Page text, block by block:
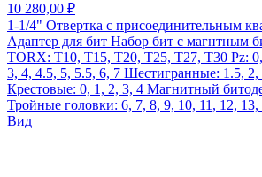
10 280,00 ₽
1-1/4" Отвертка с присоединительным
Адаптер для бит Набор бит с магнтным
TORX: T10, T15, T20, T25, Т27, T30 Pz:
3, 4, 4.5, 5, 5.5, 6, 7 Шестигранные: 1.5, 2,
Крестовые: 0, 1, 2, 3, 4 Магнитный
Тройные головки: 6, 7, 8, 9, 10, 11, 12, 13,
Вид